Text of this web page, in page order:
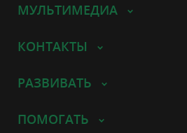
МУЛЬТИМЕДИА
КОНТАКТЫ
РАЗВИВАТЬ
ПОМОГАТЬ